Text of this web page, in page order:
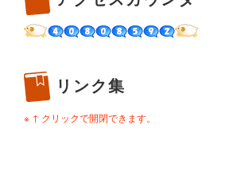
リンク集
※ ↑ クリックで開閉できます。